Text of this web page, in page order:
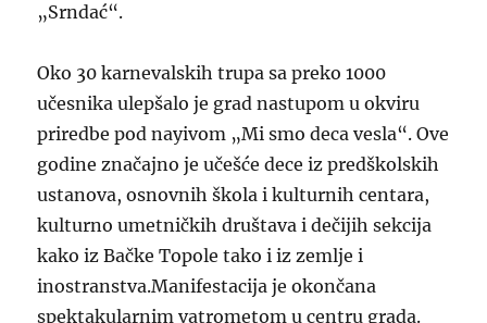
„Srndać“.
Oko 30 karnevalskih trupa sa preko 1000
učesnika ulepšalo je grad nastupom u okviru
priredbe pod nayivom „Mi smo deca vesla“. Ove
godine značajno je učešće dece iz predškolskih
ustanova, osnovnih škola i kulturnih centara,
kulturno umetničkih društava i dečijih sekcija
kako iz Bačke Topole tako i iz zemlje i
inostranstva.Manifestacija je okončana
spektakularnim vatrometom u centru grada.